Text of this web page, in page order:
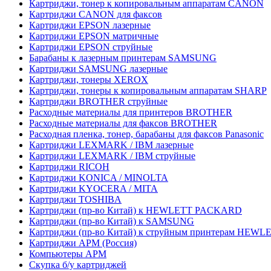
Картриджи, тонер к копировальным аппаратам CANON
Картриджи CANON для факсов
Картриджи EPSON лазерные
Картриджи EPSON матричные
Картриджи EPSON струйные
Барабаны к лазерным принтерам SAMSUNG
Картриджи SAMSUNG лазерные
Картриджи, тонеры XEROX
Картриджи, тонеры к копировальным аппаратам SHARP
Картриджи BROTHER струйные
Расходные материалы для принтеров BROTHER
Расходные материалы для факсов BROTHER
Расходная пленка, тонер, барабаны для факсов Panasonic
Картриджи LEXMARK / IBM лазерные
Картриджи LEXMARK / IBM струйные
Картриджи RICOH
Картриджи KONICA / MINOLTA
Картриджи KYOCERA / MITA
Картриджи TOSHIBA
Картриджи (пр-во Китай) к HEWLETT PACKARD
Картриджи (пр-во Китай) к SAMSUNG
Картриджи (пр-во Китай) к струйным принтерам
Картриджи АРМ (Россия)
Компьютеры АРМ
Скупка б/у картриджей